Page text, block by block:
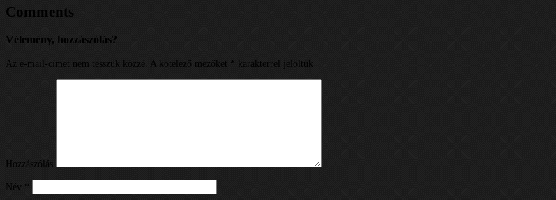
Comments
Vélemény, hozzászólás?
Az e-mail-címet nem tesszük közzé. A kötelező mezőket * karakterrel jelöltük
Hozzászólás
Név *